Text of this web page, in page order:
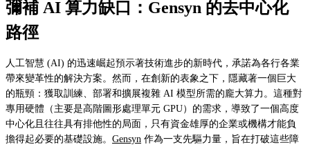
彌補 AI 算力缺口：Gensyn 的去中心化
路徑
人工智慧 (AI) 的迅速崛起預示著技術進步的新時代，承諾為各行各業
帶來變革性的解決方案。然而，在創新的表象之下，隱藏著一個巨大
的瓶頸：獲取訓練、部署和擴展複雜 AI 模型所需的龐大算力。這種對
專用硬體（主要是高階圖形處理單元 GPU）的需求，導致了一個高度
中心化且往往具有排他性的局面，只有資金雄厚的企業或機構才能負
擔得起必要的基礎設施。 Gensyn 作為一支先驅力量，旨在打破這些障